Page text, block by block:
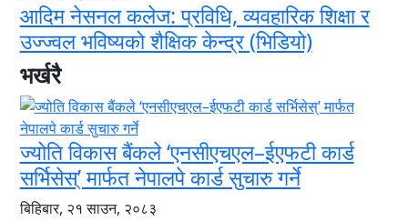
आदिम नेसनल कलेज: प्रविधि, व्यवहारिक शिक्षा र
उज्ज्वल भविष्यको शैक्षिक केन्द्र (भिडियो)
भर्खरै
ज्योति विकास बैंकले ‘एनसीएचएल–ईएफटी कार्ड
सर्भिसेस्’ मार्फत नेपालपे कार्ड सुचारु गर्ने
बिहिबार, २१ साउन, २०८३